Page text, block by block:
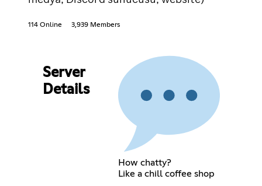
114 Online 3,939 Members
Server
Details
How chatty?
Like a chill coffee shop